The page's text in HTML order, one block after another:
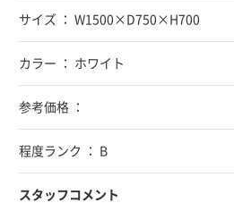
サイズ ： W1500×D750×H700
カラー ： ホワイト
参考価格 ：
程度ランク ： B
スタッフコメント